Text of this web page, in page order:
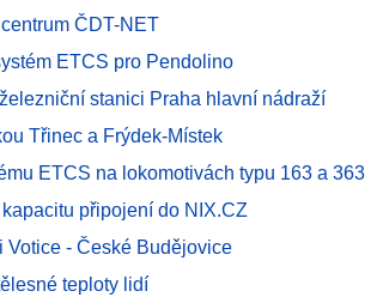
ČDT-NET
ETCS pro Pendolino
stanici Praha hlavní nádraží
Třinec a Frýdek-Místek
ETCS na lokomotivách typu 163 a 363
připojení do NIX.CZ
Votice - České Budějovice
teploty lidí